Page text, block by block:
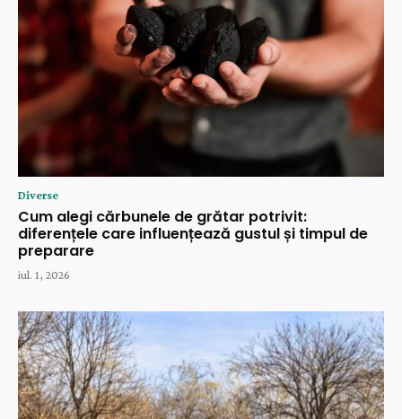
Diverse
Cum alegi cărbunele de grătar potrivit:
diferențele care influențează gustul și timpul de
preparare
iul. 1, 2026